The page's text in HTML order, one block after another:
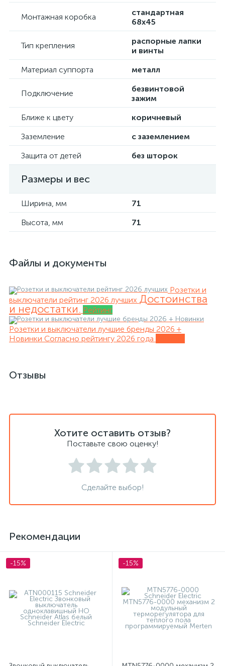
Монтажная коробка
стандартная
68х45
Тип крепления
распорные лапки
и винты
Материал суппорта
металл
Подключение
безвинтовой
зажим
Ближе к цвету
коричневый
Заземление
с заземлением
Защита от детей
без шторок
Размеры и вес
Ширина, мм
71
Высота, мм
71
Файлы и документы
Розетки и
выключатели рейтинг 2026 лучших Достоинства
и недостатки. Рейтинг
Розетки и выключатели лучшие бренды 2026 +
Новинки Согласно рейтингу 2026 года
Отзывы
Хотите оставить отзыв?
Поставьте свою оценку!
Сделайте выбор!
Рекомендации
-15% -15%